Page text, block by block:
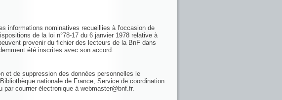
informations nominatives recueillies à l'occasion de
de la loi n°78-17 du 6 janvier 1978 relative à
provenir du fichier des lecteurs de la BnF dans
été inscrites avec son accord.
et de suppression des données personnelles le
nationale de France, Service de coordination
par courrier électronique à webmaster@bnf.fr.